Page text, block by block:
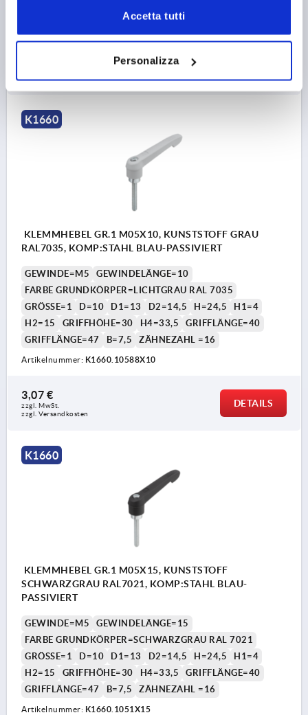
Accetta tutti
Personalizza
zzgl. Versandkosten
K1660
KLEMMHEBEL GR.1 M05X10, KUNSTSTOFF GRAU
RAL7035, KOMP:STAHL BLAU-PASSIVIERT
GEWINDE=M5
GEWINDELÄNGE=10
FARBE GRUNDKÖRPER=LICHTGRAU RAL 7035
GRÖSSE=1
D=10 D1=13 D2=14,5 H=24,5
H1=4
H2=15
GRIFFHÖHE=30 H4=33,5
GRIFFLÄNGE=40
GRIFFLÄNGE=47
B=7,5 ZÄHNEZAHL =16
Artikelnummer: K1660.10588X10
3,07 €
zzgl. MwSt.
zzgl. Versandkosten
DETAILS
K1660
KLEMMHEBEL GR.1 M05X15, KUNSTSTOFF
SCHWARZGRAU RAL7021, KOMP:STAHL BLAU-
PASSIVIERT
GEWINDE=M5
GEWINDELÄNGE=15
FARBE GRUNDKÖRPER=SCHWARZGRAU RAL 7021
GRÖSSE=1
D=10 D1=13 D2=14,5 H=24,5
H1=4
H2=15
GRIFFHÖHE=30 H4=33,5
GRIFFLÄNGE=40
GRIFFLÄNGE=47
B=7,5 ZÄHNEZAHL =16
Artikelnummer: K1660.1051X15